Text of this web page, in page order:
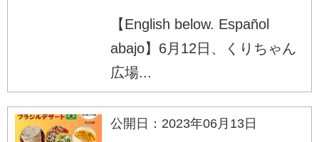
【English below. Español
abajo】6月12日、くりちゃん
広場...
公開日：2023年06月13日